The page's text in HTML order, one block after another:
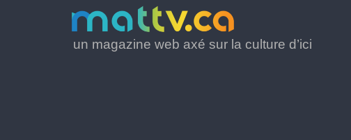
un magazine web axé sur la culture d’ici